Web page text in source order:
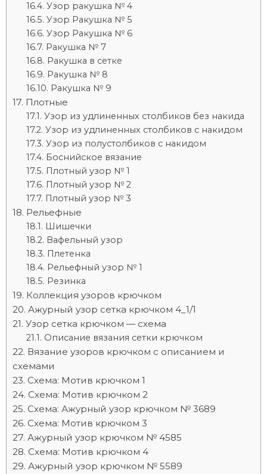
Узор ракушка № 4
Узор Ракушка № 5
Узор Ракушка № 6
Ракушка № 7
Ракушка в сетке
Ракушка № 8
Ракушка № 9
Плотные
Узор из удлиненных столбиков без накида
Узор из удлиненных столбиков с накидом
Узор из полустолбиков с накидом
Боснийское вязание
Плотный узор № 1
Плотный узор № 2
Плотный узор № 3
Рельефные
Шишечки
Вафельный узор
Плетенка
Рельефный узор № 1
Резинка
Коллекция узоров крючком
Ажурный узор сетка крючком 4_1/1
Узор сетка крючком — схема
Описание вязания сетки крючком
Вязание узоров крючком с описанием и
схемами
Схема: Мотив крючком 1
Схема: Мотив крючком 2
Схема: Ажурный узор крючком № 3689
Схема: Мотив крючком 3
Ажурный узор крючком № 4585
Схема: Мотив крючком 4
Ажурный узор крючком № 5589